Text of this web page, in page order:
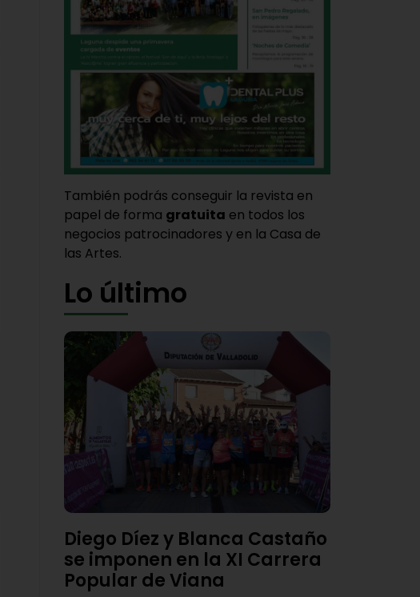
También podrás conseguir la revista en
papel de forma gratuita en todos los
negocios patrocinadores y en la Casa de
las Artes.
Lo último
Diego Díez y Blanca Castaño
se imponen en la XI Carrera
Popular de Viana